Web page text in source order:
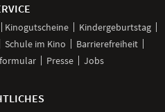
Kinogutscheine
Kindergeburtstag
Schule im Kino
Barrierefreiheit
Presse Jobs